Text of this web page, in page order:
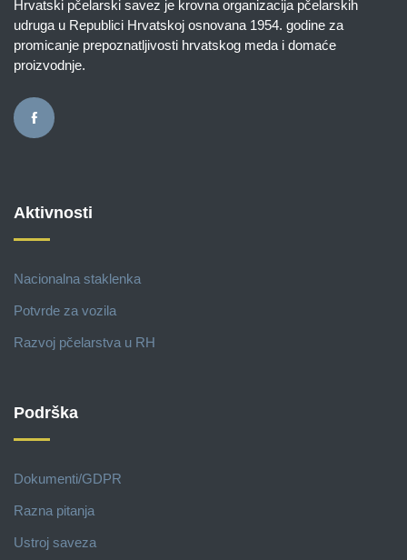
Hrvatski pčelarski savez je krovna organizacija pčelarskih
udruga u Republici Hrvatskoj osnovana 1954. godine za
promicanje prepoznatljivosti hrvatskog meda i domaće
proizvodnje.
Aktivnosti
Nacionalna staklenka
Potvrde za vozila
Razvoj pčelarstva u RH
Podrška
Dokumenti/GDPR
Razna pitanja
Ustroj saveza